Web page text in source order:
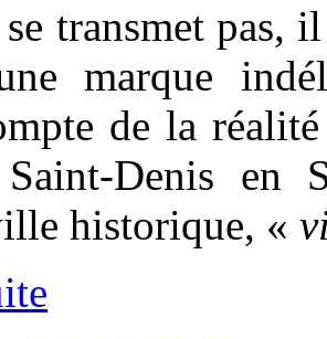
transmet pas,
marque
de la
Denis en
historique, «